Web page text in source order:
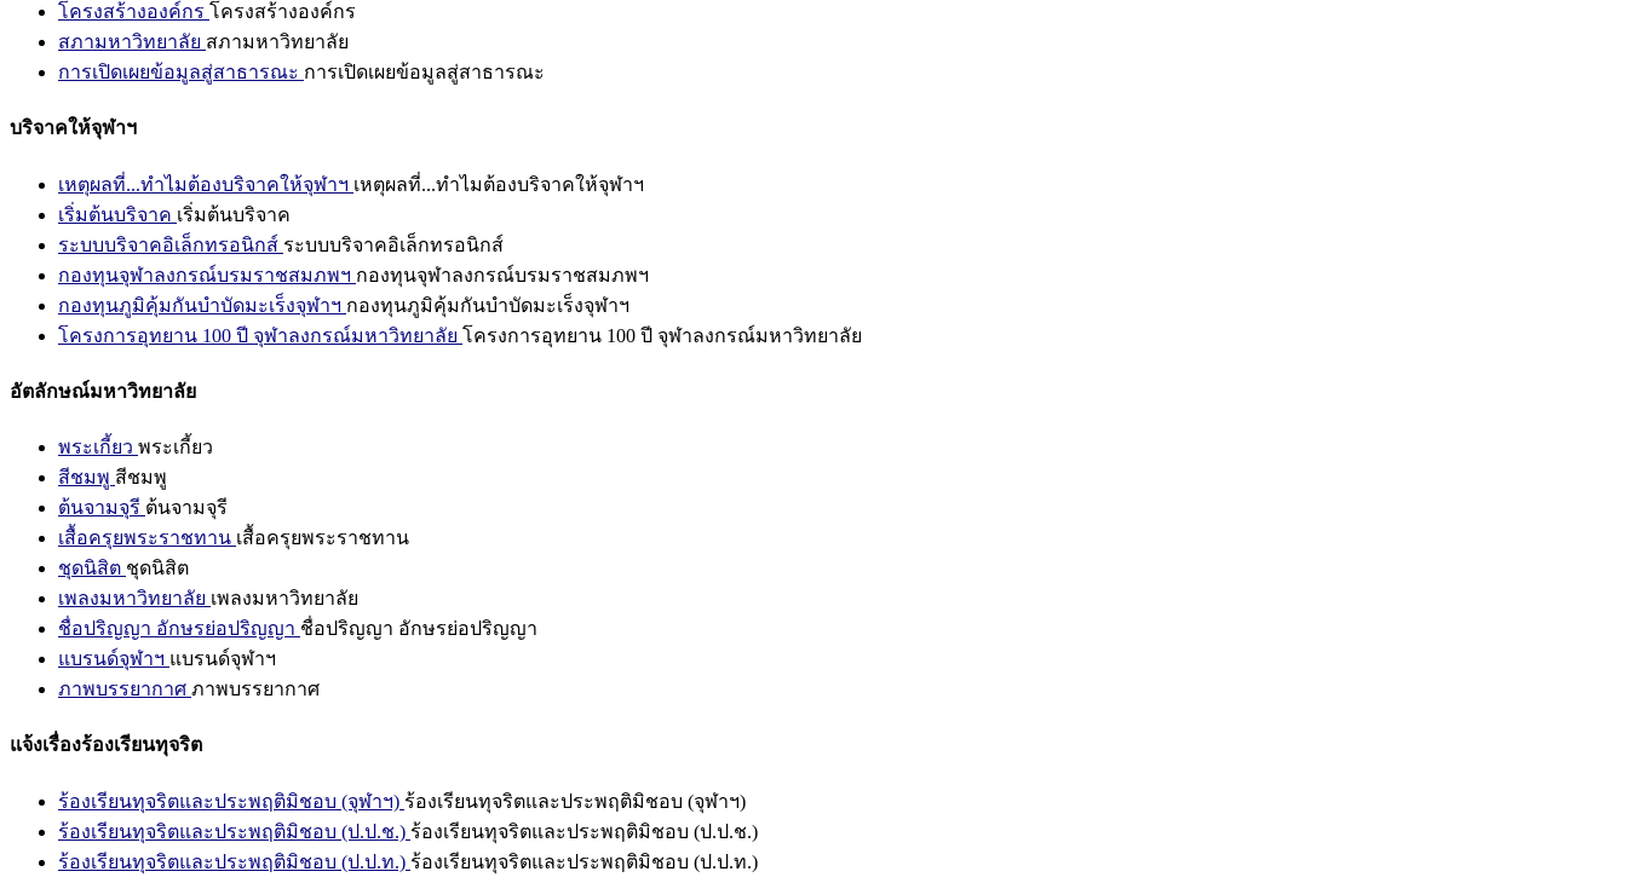
โครงสร้างองค์กร โครงสร้างองค์กร
สภามหาวิทยาลัย สภามหาวิทยาลัย
การเปิดเผยข้อมูลสู่สาธารณะ การเปิดเผยข้อมูลสู่สาธารณะ
บริจาคให้จุฬาฯ
เหตุผลที่...ทำไมต้องบริจาคให้จุฬาฯ เหตุผลที่...ทำไมต้องบริจาคให้จุฬาฯ
เริ่มต้นบริจาค เริ่มต้นบริจาค
ระบบบริจาคอิเล็กทรอนิกส์ ระบบบริจาคอิเล็กทรอนิกส์
กองทุนจุฬาลงกรณ์บรมราชสมภพฯ กองทุนจุฬาลงกรณ์บรมราชสมภพฯ
กองทุนภูมิคุ้มกันบำบัดมะเร็งจุฬาฯ กองทุนภูมิคุ้มกันบำบัดมะเร็งจุฬาฯ
โครงการอุทยาน 100 ปี จุฬาลงกรณ์มหาวิทยาลัย โครงการอุทยาน 100 ปี จุฬาลงกรณ์มหาวิทยาลัย
อัตลักษณ์มหาวิทยาลัย
พระเกี้ยว พระเกี้ยว
สีชมพู สีชมพู
ต้นจามจุรี ต้นจามจุรี
เสื้อครุยพระราชทาน เสื้อครุยพระราชทาน
ชุดนิสิต ชุดนิสิต
เพลงมหาวิทยาลัย เพลงมหาวิทยาลัย
ชื่อปริญญา อักษรย่อปริญญา ชื่อปริญญา อักษรย่อปริญญา
แบรนด์จุฬาฯ แบรนด์จุฬาฯ
ภาพบรรยากาศ ภาพบรรยากาศ
แจ้งเรื่องร้องเรียนทุจริต
ร้องเรียนทุจริตและประพฤติมิชอบ (จุฬาฯ) ร้องเรียนทุจริตและประพฤติมิชอบ (จุฬาฯ)
ร้องเรียนทุจริตและประพฤติมิชอบ (ป.ป.ช.) ร้องเรียนทุจริตและประพฤติมิชอบ (ป.ป.ช.)
ร้องเรียนทุจริตและประพฤติมิชอบ (ป.ป.ท.) ร้องเรียนทุจริตและประพฤติมิชอบ (ป.ป.ท.)